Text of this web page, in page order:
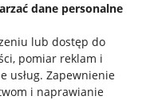
dane personalne
lub dostęp do
pomiar reklam i
usług. Zapewnienie
i naprawianie